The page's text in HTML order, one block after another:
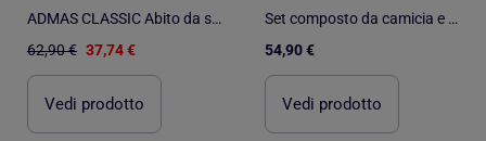
ADMAS CLASSIC Abito da sposa romantico da donna
62,90 € 37,74 €
Vedi prodotto
Set composto da camicia e pantaloncini a tinta unita e fantasia - Frilivin
54,90 €
Vedi prodotto